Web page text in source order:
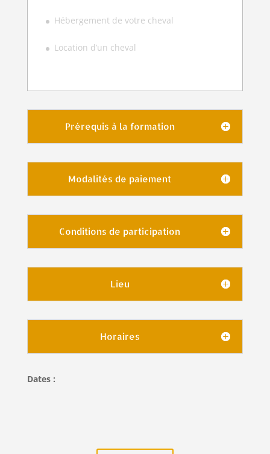
Hébergement de votre cheval
Location d’un cheval
Prérequis à la formation
Modalités de paiement
Conditions de participation
Lieu
Horaires
Dates :